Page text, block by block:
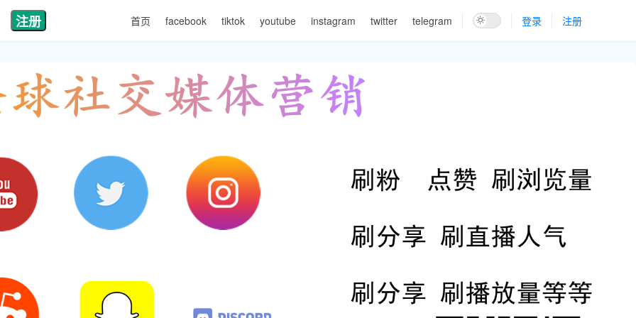
注册 首页 facebook tiktok youtube instagram twitter telegram 登录 注册